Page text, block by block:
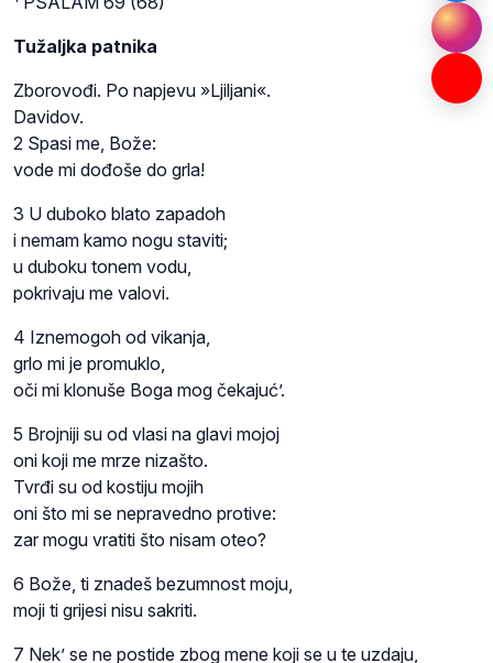
Tužaljka patnika
Zborovođi. Po napjevu »Ljiljani«.
Davidov.
2 Spasi me, Bože:
vode mi dođoše do grla!
3 U duboko blato zapadoh
i nemam kamo nogu staviti;
u duboku tonem vodu,
pokrivaju me valovi.
4 Iznemogoh od vikanja,
grlo mi je promuklo,
oči mi klonuše Boga mog čekajuć’.
5 Brojniji su od vlasi na glavi mojoj
oni koji me mrze nizašto.
Tvrđi su od kostiju mojih
oni što mi se nepravedno protive:
zar mogu vratiti što nisam oteo?
6 Bože, ti znadeš bezumnost moju,
moji ti grijesi nisu sakriti.
7 Nek’ se ne postide zbog mene koji se u te uzdaju,